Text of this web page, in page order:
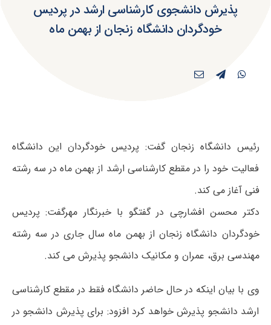
پذیرش دانشجوی کارشناسی ارشد در پردیس
خودگردان دانشگاه زنجان از بهمن ماه
رئیس دانشگاه زنجان گفت: پردیس خودگردان این دانشگاه
فعالیت خود را در مقطع کارشناسی ارشد از بهمن ماه در سه رشته
فنی آغاز می کند.
دکتر محسن افشارچی در گفتگو با خبرنگار مهرگفت: پردیس
خودگردان دانشگاه زنجان از بهمن ماه سال جاری در سه رشته
مهندسی برق، عمران و مکانیک دانشجو پذیرش می کند.
وی با بیان اینکه در حال حاضر دانشگاه فقط در مقطع کارشناسی
ارشد دانشجو پذیرش خواهد کرد افزود: برای پذیرش دانشجو در